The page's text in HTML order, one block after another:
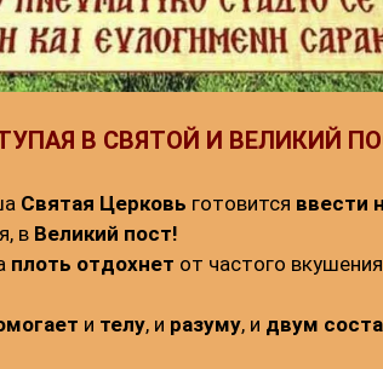
В СВЯТОЙ И ВЕЛИКИЙ
Святая Церковь готовится ввести
в Великий пост!
плоть отдохнет от частого вкушения
и телу, и разуму, и двум